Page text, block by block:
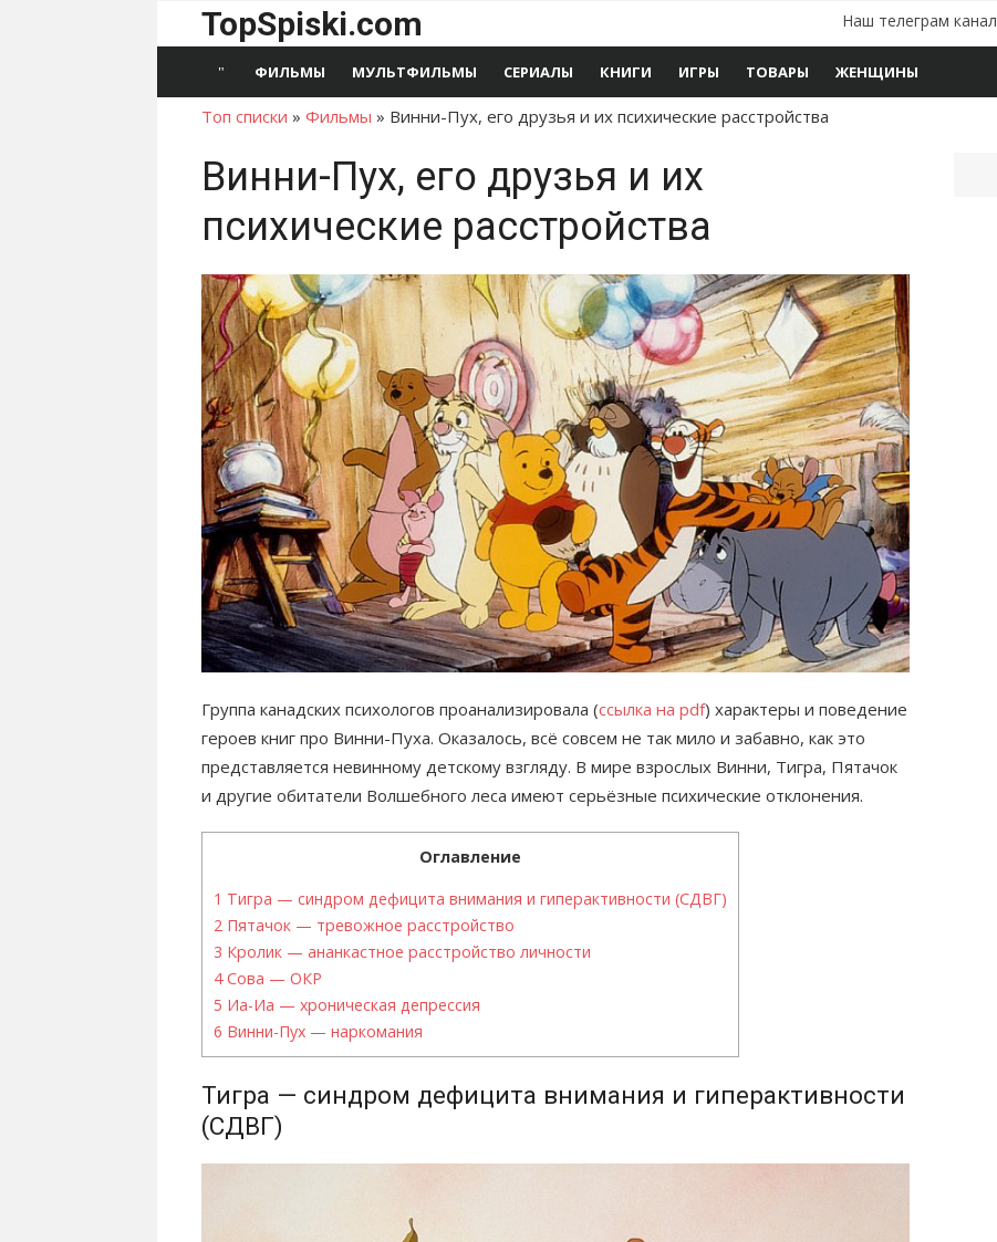
TopSpiski.com Наш телеграм канал
ФИЛЬМЫ МУЛЬТФИЛЬМЫ СЕРИАЛЫ КНИГИ ИГРЫ ТОВАРЫ ЖЕНЩИНЫ
Топ списки » Фильмы » Винни-Пух, его друзья и их психические расстройства
Винни-Пух, его друзья и их
психические расстройства
Группа канадских психологов проанализировала (ссылка на pdf) характеры и поведение
героев книг про Винни-Пуха. Оказалось, всё совсем не так мило и забавно, как это
представляется невинному детскому взгляду. В мире взрослых Винни, Тигра, Пятачок
и другие обитатели Волшебного леса имеют серьёзные психические отклонения.
Оглавление
1 Тигра — синдром дефицита внимания и гиперактивности (СДВГ)
2 Пятачок — тревожное расстройство
3 Кролик — ананкастное расстройство личности
4Сова — ОКР
5 Иа-Иа — хроническая депрессия
6 Винни-Пух — наркомания
Тигра — синдром дефицита внимания и гиперактивности
(СДВГ)